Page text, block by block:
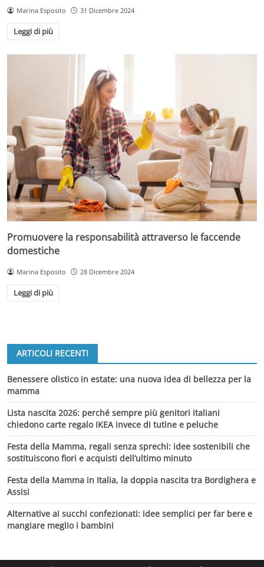
Marina Esposito 31 Dicembre 2024
Leggi di più
Promuovere la responsabilità attraverso le faccende
domestiche
Marina Esposito 28 Dicembre 2024
Leggi di più
ARTICOLI RECENTI
Benessere olistico in estate: una nuova idea di bellezza per la
mamma
Lista nascita 2026: perché sempre più genitori italiani
chiedono carte regalo IKEA invece di tutine e peluche
Festa della Mamma, regali senza sprechi: idee sostenibili che
sostituiscono fiori e acquisti dell’ultimo minuto
Festa della Mamma in Italia, la doppia nascita tra Bordighera e
Assisi
Alternative ai succhi confezionati: idee semplici per far bere e
mangiare meglio i bambini